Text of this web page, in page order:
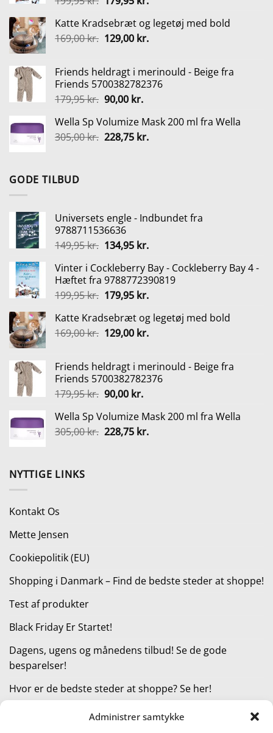
Administrer samtykke
pris
var:
pris
er:
Katte Kradsebræt og legetøj med bold
169,00kr. Den
var:
169,00 kr..
129,00 kr.Den
er:
129,00 kr..
Friends heldragt i merinould - Beige fra
Friends 5700382782376
179,95kr. Den
pris
var:
90,00 kr.Den
pris
er:
Wella Sp Volumize Mask 200 ml fra Wella
305,00kr. Den
228,75 kr.Den
GODE TILBUD
Universets engle - Indbundet fra
9788711536636
149,95kr. Den
pris
var:
149,95 kr..
134,95 kr.Den
pris
er:
134,95 kr..
Vinter i Cockleberry Bay - Cockleberry Bay 4 -
Hæftet fra 9788772390819
199,95kr. Den
pris
var:
179,95 kr.Den
pris
er:
Katte Kradsebræt og legetøj med bold
169,00kr. Den
var:
169,00 kr..
129,00 kr.Den
er:
129,00 kr..
Friends heldragt i merinould - Beige fra
Friends 5700382782376
179,95kr. Den
pris
var:
90,00 kr.Den
pris
er:
Wella Sp Volumize Mask 200 ml fra Wella
305,00kr. Den
228,75 kr.Den
NYTTIGE LINKS
Kontakt Os
Mette Jensen
Cookiepolitik (EU)
Shopping i Danmark – Find de bedste steder at shoppe!
Test af produkter
Black Friday Er Startet!
Dagens, ugens og månedens tilbud! Se de gode
besparelser!
Hvor er de bedste steder at shoppe? Se her!